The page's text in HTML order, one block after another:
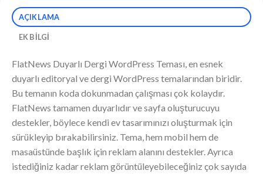
AÇIKLAMA
EK BILGI
FlatNews Duyarlı Dergi WordPress Teması, en esnek
duyarlı editoryal ve dergi WordPress temalarından biridir.
Bu temanın koda dokunmadan çalışması çok kolaydır.
FlatNews tamamen duyarlıdır ve sayfa oluşturucuyu
destekler, böylece kendi ev tasarımınızı oluşturmak için
sürükleyip bırakabilirsiniz. Tema, hem mobil hem de
masaüstünde başlık için reklam alanını destekler. Ayrıca
istediğiniz kadar reklam görüntüleyebileceğiniz çok sayıda